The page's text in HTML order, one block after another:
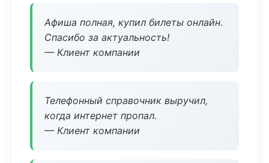
Афиша полная, купил билеты онлайн.
Спасибо за актуальность!
— Клиент компании
Телефонный справочник выручил,
когда интернет пропал.
— Клиент компании